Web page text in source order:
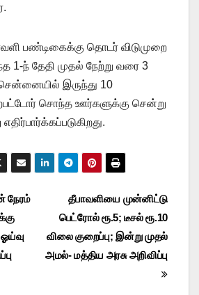
பண்டிகைக்கு தொடர் விடுமுறை
1-ந் தேதி முதல் நேற்று வரை 3
இருந்து 10
சொந்த ஊர்களுக்கு சென்று
தீபாவளியை முன்னிட்டு
பெட்ரோல் ரூ.5; டீசல் ரூ.10
விலை குறைப்பு; இன்று முதல்
அமல்- மத்திய அரசு அறிவிப்பு
நேரம்